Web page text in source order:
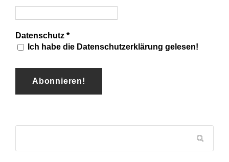
Datenschutz *
Ich habe die Datenschutzerklärung gelesen!